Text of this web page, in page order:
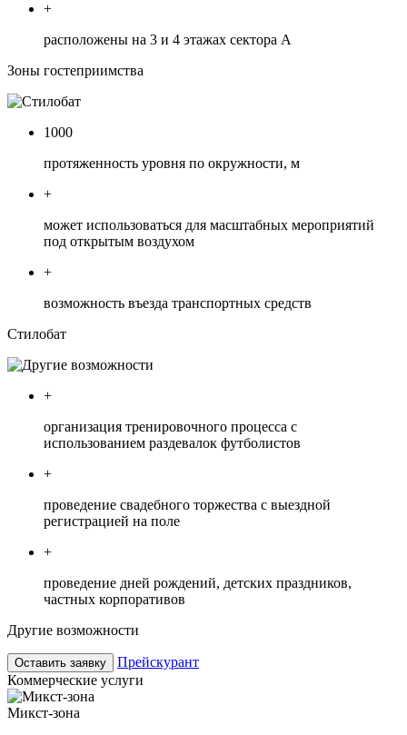
+
расположены на 3 и 4 этажах сектора А
Зоны гостеприимства
1000
протяженность уровня по окружности, м
+
может использоваться для масштабных мероприятий
под открытым воздухом
+
возможность въезда транспортных средств
Стилобат
+
организация тренировочного процесса с
использованием раздевалок футболистов
+
проведение свадебного торжества с выездной
регистрацией на поле
+
проведение дней рождений, детских праздников,
частных корпоративов
Другие возможности
Оставить заявку
Прейскурант
Коммерческие услуги
Микст-зона